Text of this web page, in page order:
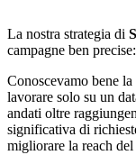
La nostra strategia di
campagne ben
Conoscevamo bene
lavorare solo su un
andati oltre
significativa di
migliorare la reach